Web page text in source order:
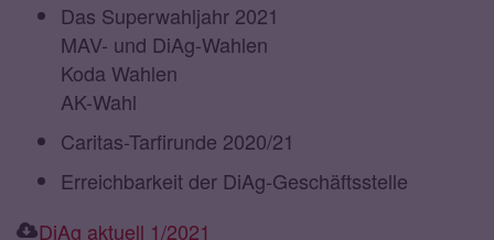
Das Superwahljahr 2021
MAV- und DiAg-Wahlen
Koda Wahlen
AK-Wahl
Caritas-Tarfirunde 2020/21
Erreichbarkeit der DiAg-Geschäftsstelle
DiAg aktuell 1/2021